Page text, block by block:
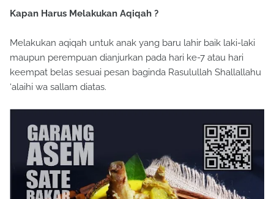
Kapan Harus Melakukan Aqiqah ?
Melakukan aqiqah untuk anak yang baru lahir baik laki-laki
maupun perempuan dianjurkan pada hari ke-7 atau hari
keempat belas sesuai pesan baginda Rasulullah Shallallahu
‘alaihi wa sallam diatas.